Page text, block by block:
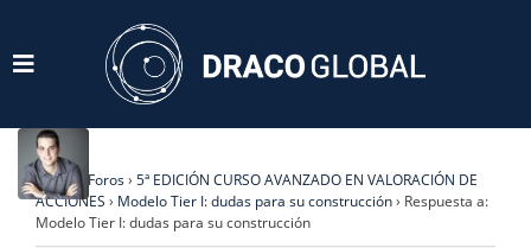
Home› Foros› 5ª EDICIÓN CURSO AVANZADO EN VALORACIÓN DE
ACCIONES › Modelo Tier I: dudas para su construcción› Respuesta a:
Modelo Tier I: dudas para su construcción